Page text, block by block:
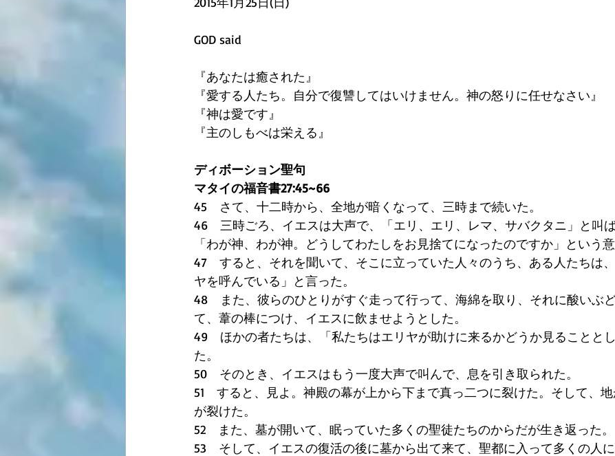
GOD said
『あなたは癒された』
『愛する人たち。自分で復讐してはいけません。神の怒りに任せなさい』
『神は愛です』
『主のしもべは栄える』
ディボーション聖句
マタイの福音書27:45~66
45　さて、十二時から、全地が暗くなって、三時まで続いた。
46　三時ごろ、イエスは大声で、「エリ、エリ、レマ、サバクタニ」と叫ば
「わが神、わが神。どうしてわたしをお見捨てになったのですか」という
47　すると、それを聞いて、そこに立っていた人々のうち、ある人たちは
ヤを呼んでいる」と言った。
48　また、彼らのひとりがすぐ走って行って、海綿を取り、それに酸いぶ
て、葦の棒につけ、イエスに飲ませようとした。
49　ほかの者たちは、「私たちはエリヤが助けに来るかどうか見ることと
た。
50　そのとき、イエスはもう一度大声で叫んで、息を引き取られた。
51　すると、見よ。神殿の幕が上から下まで真っ二つに裂けた。そして、
が裂けた。
52　また、墓が開いて、眠っていた多くの聖徒たちのからだが生き返った。
53　そして、イエスの復活の後に墓から出て来て、聖都に入って多くの人